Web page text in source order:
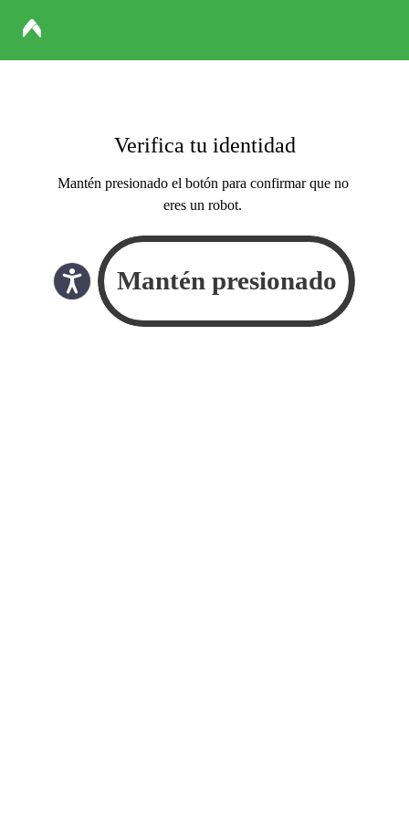
Verifica tu identidad
Mantén presionado el botón para confirmar que no
eres un robot.